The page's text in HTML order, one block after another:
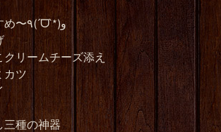
本日のおすすめ〜٩(ˊᗜˋ*)و
リームチーズ添え
カツ
種の神器